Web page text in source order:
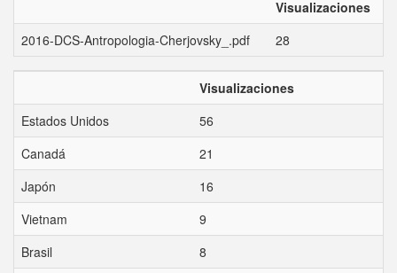
Visualizaciones
2016-DCS-Antropologia-Cherjovsky_.pdf
28
Visualizaciones
Estados Unidos
56
Canadá
21
Japón
16
Vietnam
9
Brasil
8